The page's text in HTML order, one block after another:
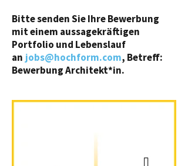
Bitte senden Sie Ihre Bewerbung
mit einem aussagekräftigen
Portfolio und Lebenslauf
an jobs@hochform.com, Betreff:
Bewerbung Architekt*in.